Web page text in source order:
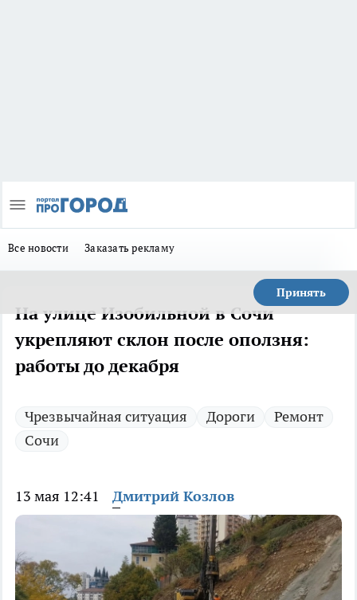
Все новости Заказать рекламу
Принять
На улице Изобильной в Сочи
укрепляют склон после оползня:
работы до декабря
Чрезвычайная ситуация Дороги
Ремонт
Сочи
13 мая 12:41 Дмитрий Козлов